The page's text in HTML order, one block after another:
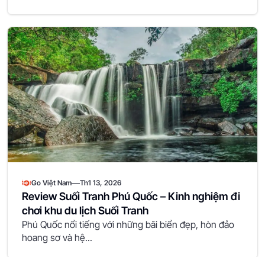
Go Việt Nam—Th1 13, 2026
Review Suối Tranh Phú Quốc – Kinh nghiệm đi
chơi khu du lịch Suối Tranh
Phú Quốc nổi tiếng với những bãi biển đẹp, hòn đảo
hoang sơ và hệ...